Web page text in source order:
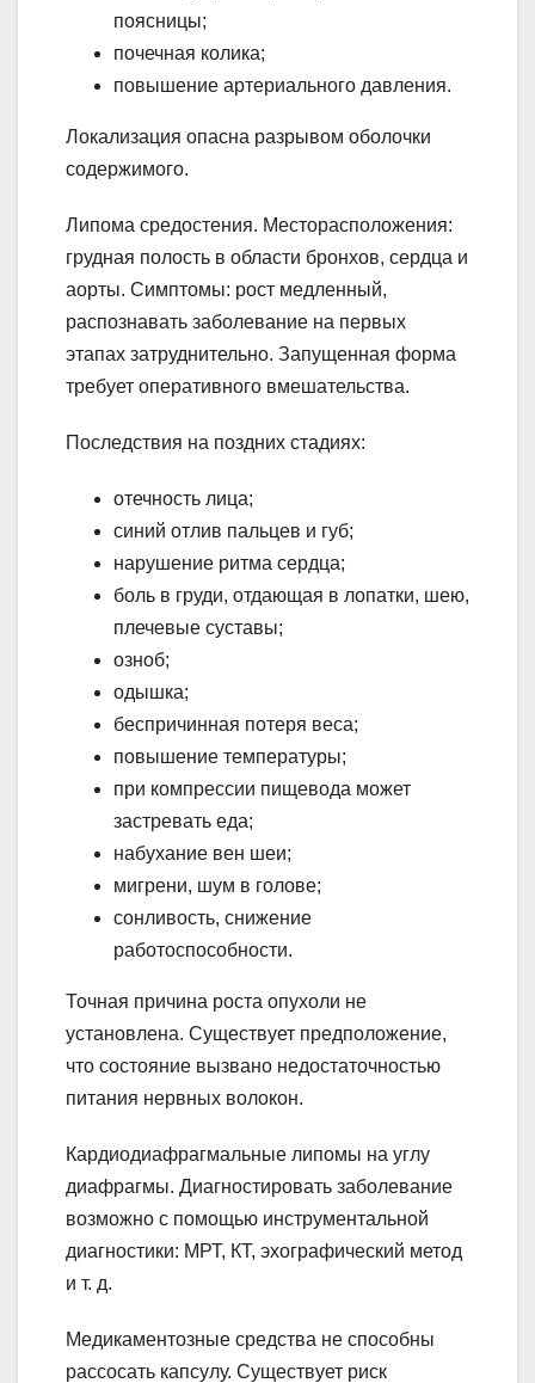
поясницы;
почечная колика;
повышение артериального давления.
Локализация опасна разрывом оболочки
содержимого.
Липома средостения. Месторасположения:
грудная полость в области бронхов, сердца и
аорты. Симптомы: рост медленный,
распознавать заболевание на первых
этапах затруднительно. Запущенная форма
требует оперативного вмешательства.
Последствия на поздних стадиях:
отечность лица;
синий отлив пальцев и губ;
нарушение ритма сердца;
боль в груди, отдающая в лопатки, шею,
плечевые суставы;
озноб;
одышка;
беспричинная потеря веса;
повышение температуры;
при компрессии пищевода может
застревать еда;
набухание вен шеи;
мигрени, шум в голове;
сонливость, снижение
работоспособности.
Точная причина роста опухоли не
установлена. Существует предположение,
что состояние вызвано недостаточностью
питания нервных волокон.
Кардиодиафрагмальные липомы на углу
диафрагмы. Диагностировать заболевание
возможно с помощью инструментальной
диагностики: МРТ, КТ, эхографический метод
и т. д.
Медикаментозные средства не способны
рассосать капсулу. Существует риск